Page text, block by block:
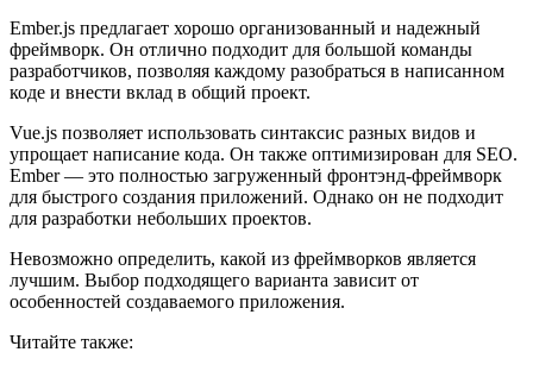
Ember.js предлагает хорошо организованный и надежный
фреймворк. Он отлично подходит для большой команды
разработчиков, позволяя каждому разобраться в написанном
коде и внести вклад в общий проект.
Vue.js позволяет использовать синтаксис разных видов и
упрощает написание кода. Он также оптимизирован для SEO.
Ember — это полностью загруженный фронтэнд-фреймворк
для быстрого создания приложений. Однако он не подходит
для разработки небольших проектов.
Невозможно определить, какой из фреймворков является
лучшим. Выбор подходящего варианта зависит от
особенностей создаваемого приложения.
Читайте также: